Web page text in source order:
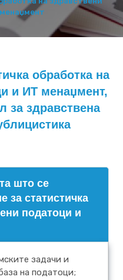
обработка на
и ИТ менаџмент,
за здравствена
што се
за статистичка
податоци и
задачи и
на податоци;